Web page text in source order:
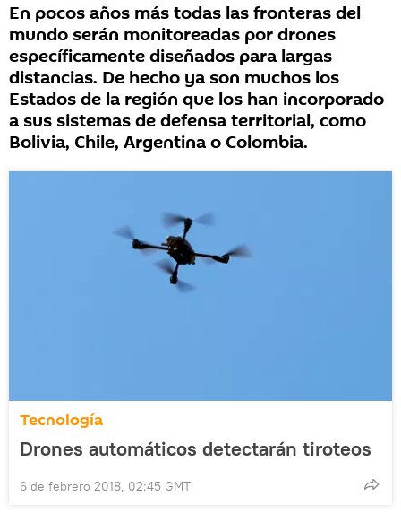
En pocos años más todas las fronteras del
mundo serán monitoreadas por drones
específicamente diseñados para largas
distancias. De hecho ya son muchos los
Estados de la región que los han incorporado
a sus sistemas de defensa territorial, como
Bolivia, Chile, Argentina o Colombia.
Tecnología
Drones automáticos detectarán tiroteos
6 de febrero 2018, 02:45 GMT